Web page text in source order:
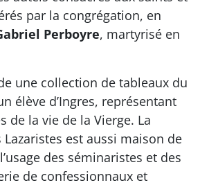
par la congrégation, en
Perboyre, martyrisé en
une collection de tableaux du
élève d’Ingres, représentant
de la vie de la Vierge. La
est aussi maison de
des séminaristes et des
de confessionnaux et